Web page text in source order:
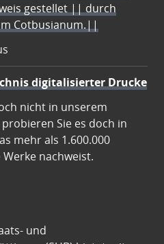
gestellet || durch
Cotbusianum.||
digitalisierter Drucke
nicht in unserem
Sie es doch in
mehr als 1.600.000
nachweist.
und